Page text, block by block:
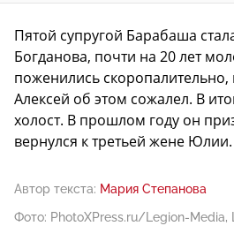
Пятой супругой Барабаша
Богданова, почти на 20 лет
поженились скоропалительно,
Алексей об этом сожалел. В
холост. В прошлом году он
вернулся к третьей жене Юлии.
Автор текста: Мария Степанова
Фото: PhotoXPress.ru/Legion-Media,